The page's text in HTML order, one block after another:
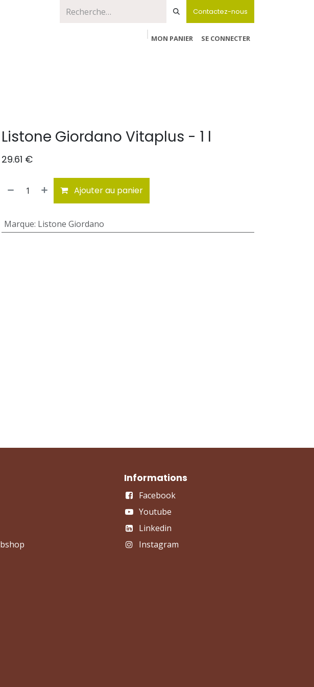
Contactez-nous
MON PANIER
SE CONNECTER
Listone Giordano Vitaplus - 1 l
29.61 €
Ajouter au panier
Marque: Listone Giordano
Informations
Facebook
Youtube
Linkedin
Instagram